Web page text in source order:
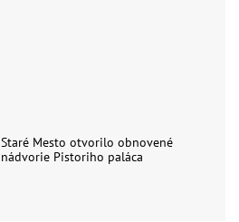
Staré Mesto otvorilo obnovené
nádvorie Pistoriho paláca